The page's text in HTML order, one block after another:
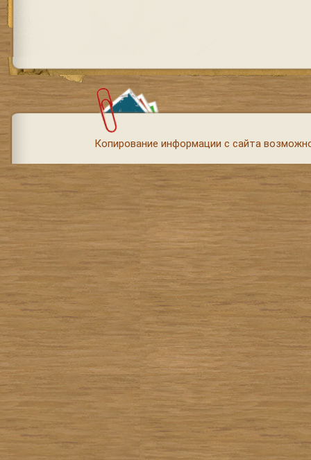
Копирование информации с сайта